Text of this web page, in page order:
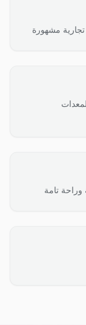
مشهورة
تامة